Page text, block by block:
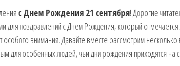
с Днем Рождения 21 сентября! Дорогие
для поздравлений с Днем Рождения, который отмечается
внимания. Давайте вместе рассмотрим
для особенных людей, чьи дни рождения приходятся на